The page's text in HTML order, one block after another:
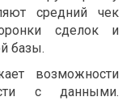
средний чек
сделок и
базы.
возможности
с данными.